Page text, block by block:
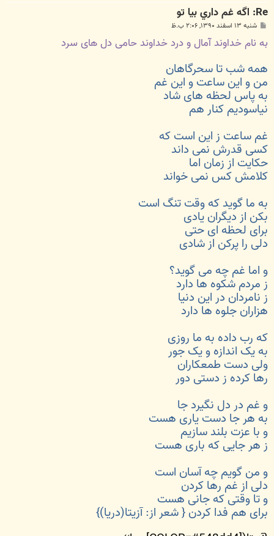
Re: اگه غم داري بيا تو
پ
ت
شنبه ۱۳ اسفند ۱۳۹۰, ۲:۰۶ ب.ظ
به نام خداوند آمال و درد خداوند حامی دل های سرد
همه شب تا سحرگاهان
من و این ساعت و این غم
به پاس لحظه های شاد
نیاسودیم کنار هم
غم ساعت ز این است که
کسی قدرش نمی داند
حکایت از زمان اما
کلامش کس نمی خواند
به ما گوید که وقت تنگ است
بکن از دیگران یادی
برای لحظه ای حتی
دلی را پرکن از شادی
و اما غم چه می گوید؟
ز مردم شکوه ها دارد
ز نامردان در این دنیا
هزاران جلوه ها دارد
که رب داده به ما روزی
به یک اندازه و یک جور
ولی دست طمعکاران
رها کرده ز دستی دور
و غم در دل نگیرد جا
به هر جا دست یاری هست
و با عزت بلند سازیم
ز هر جایی که باری هست
و من گویم چه آسان است
دلی از غم رها کردن
و تا وقتی که جانی هست
برای هم فدا کردن { شعر از: آزیتا(دریا)}